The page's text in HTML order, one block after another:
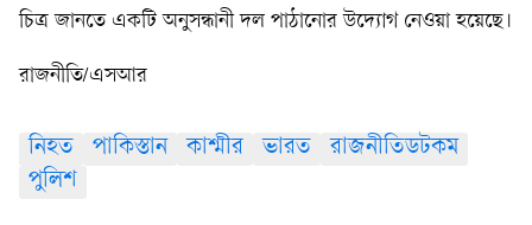
চিত্র জানতে একটি অনুসন্ধানী দল পাঠানোর উদ্যোগ নেওয়া হয়েছে।
রাজনীতি/এসআর
নিহত পাকিস্তান কাশ্মীর ভারত
রাজনীতিডটকম
পুলিশ